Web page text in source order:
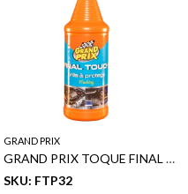
GRAND PRIX
GRAND PRIX TOQUE FINAL BRILLA & PROTEGE 32 OZ
SKU: FTP32